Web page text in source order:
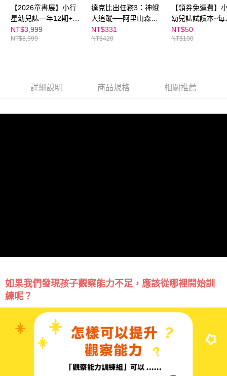
【注意事項】
１．透過由恩沛科技股份有限公司提供之「AFTEE先享後付」服務完成之交
易，需依本服務之必要範圍內提供個人資料，並將交易相關給付款項請求債
權轉讓予恩沛科技股份有限公司。
４．使用「AFTEE先享後付」時，將依據個別帳號之用戶狀況，依本公司即
【2026童書展】小行
星幼兒誌一年12期+童
書展好禮5選1~加贈點
讀卡片收集冊！
NT$3,999
NT$8,999
達克比出任務3：神蛾
大追蹤──阿里山森林
與登山鐵路沿線調查
NT$331
NT$420
【領券免運費】
幼兒誌試讀本~每
購一份
NT$50
NT$100
詳細說明 商品規格 相關推薦
如果我們發現孩子觀察能力不足，應該從哪裡開始訓
練呢？